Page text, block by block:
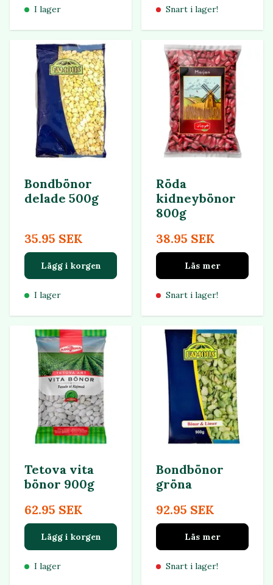
I lager Snart i lager!
Bondbönor
delade 500g
35.95 SEK
Lägg i korgen
I lager
Röda
kidneybönor
800g
38.95 SEK
Läs mer
Snart i lager!
Tetova vita
bönor 900g
62.95 SEK
Lägg i korgen
I lager
Bondbönor
gröna
92.95 SEK
Läs mer
Snart i lager!